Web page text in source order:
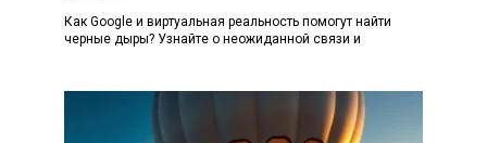
Как Google и виртуальная реальность помогут найти
черные дыры? Узнайте о неожиданной связи и